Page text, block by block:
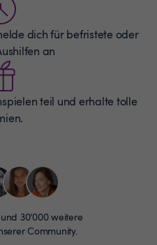
dich für befristete oder
an
teil und erhalte tolle
30’000 weitere
Community.